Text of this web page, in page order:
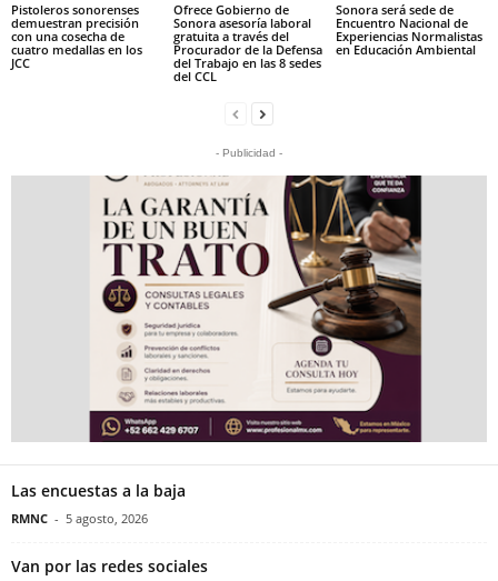
Pistoleros sonorenses
demuestran precisión
con una cosecha de
cuatro medallas en los
JCC
Ofrece Gobierno de
Sonora asesoría laboral
gratuita a través del
Procurador de la Defensa
del Trabajo en las 8 sedes
del CCL
Sonora será sede de
Encuentro Nacional de
Experiencias Normalistas
en Educación Ambiental
- Publicidad -
Las encuestas a la baja
RMNC - 5 agosto, 2026
Van por las redes sociales